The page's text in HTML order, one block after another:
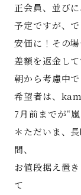
正会員、並び
予定ですが、
安価に！その
差額を返金し
朝から考慮中
希望者は、
7月前までが“
＊ただいま、
間、
お値段据え置
て